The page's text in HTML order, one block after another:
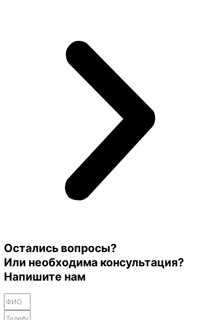
Остались вопросы?
Или необходима консультация?
Напишите нам